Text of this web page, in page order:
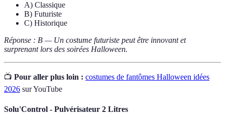
A) Classique
B) Futuriste
C) Historique
Réponse : B — Un costume futuriste peut être innovant et
surprenant lors des soirées Halloween.
📺 Pour aller plus loin : costumes de fantômes Halloween idées
2026 sur YouTube
Solu'Control - Pulvérisateur 2 Litres